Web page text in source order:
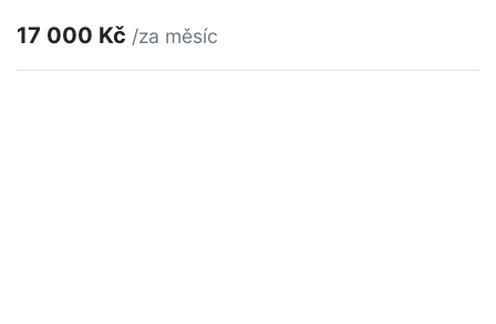
17 000 Kč /za měsíc